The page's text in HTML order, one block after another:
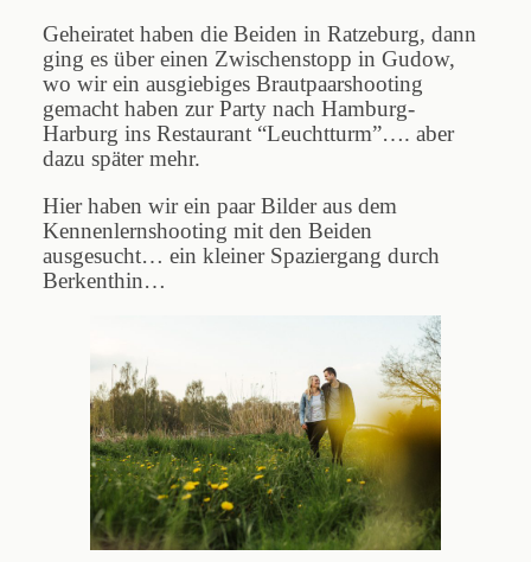
Geheiratet haben die Beiden in Ratzeburg, dann
ging es über einen Zwischenstopp in Gudow,
wo wir ein ausgiebiges Brautpaarshooting
gemacht haben zur Party nach Hamburg-
Harburg ins Restaurant “Leuchtturm”…. aber
dazu später mehr.
Hier haben wir ein paar Bilder aus dem
Kennenlernshooting mit den Beiden
ausgesucht… ein kleiner Spaziergang durch
Berkenthin…